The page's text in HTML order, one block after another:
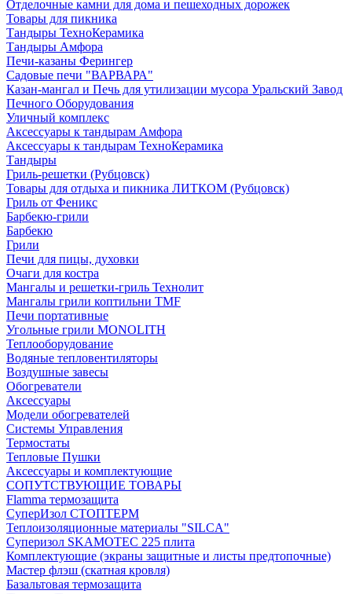
Отделочные камни для дома и пешеходных дорожек
Товары для пикника
Тандыры ТехноКерамика
Тандыры Амфора
Печи-казаны Ферингер
Садовые печи "ВАРВАРА"
Казан-мангал и Печь для утилизации мусора Уральский Завод
Печного Оборудования
Уличный комплекс
Аксессуары к тандырам Амфора
Аксессуары к тандырам ТехноКерамика
Тандыры
Гриль-решетки (Рубцовск)
Товары для отдыха и пикника ЛИТКОМ (Рубцовск)
Гриль от Феникс
Барбекю-грили
Барбекю
Грили
Печи для пицы, духовки
Очаги для костра
Мангалы и решетки-гриль Технолит
Мангалы грили коптильни TMF
Печи портативные
Угольные грили MONOLITH
Теплооборудование
Водяные тепловентиляторы
Воздушные завесы
Обогреватели
Аксессуары
Модели обогревателей
Системы Управления
Термостаты
Тепловые Пушки
Аксессуары и комплектующие
СОПУТСТВУЮЩИЕ ТОВАРЫ
Flamma термозащита
СуперИзол СТОПТЕРМ
Теплоизоляционные материалы "SILCA"
Суперизол SKAMOTEC 225 плита
Комплектующие (экраны защитные и листы предтопочные)
Мастер флэш (скатная кровля)
Базальтовая термозащита